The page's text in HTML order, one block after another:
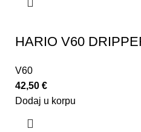
HARIO V60
V60
42,50 €
Dodaj u korpu